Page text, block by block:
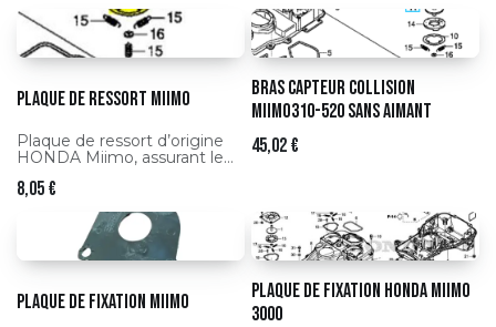
Plaque de ressort Miimo
Plaque de ressort d’origine
HONDA Miimo, assurant le
fonctionnement du
robot tondeuse.
8,05€
bras capteur collision
Miimo310-520 sans aimant
45,02€
Plaque de fixation Miimo
Plaque de fixation HONDA Miimo
3000